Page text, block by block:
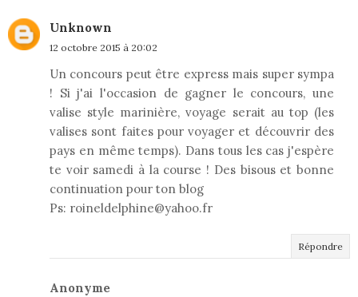
Unknown
12 octobre 2015 à 20:02
Un concours peut être express mais super sympa
! Si j'ai l'occasion de gagner le concours, une
valise style marinière, voyage serait au top (les
valises sont faites pour voyager et découvrir des
pays en même temps). Dans tous les cas j'espère
te voir samedi à la course ! Des bisous et bonne
continuation pour ton blog
Ps: roineldelphine@yahoo.fr
Répondre
Anonyme